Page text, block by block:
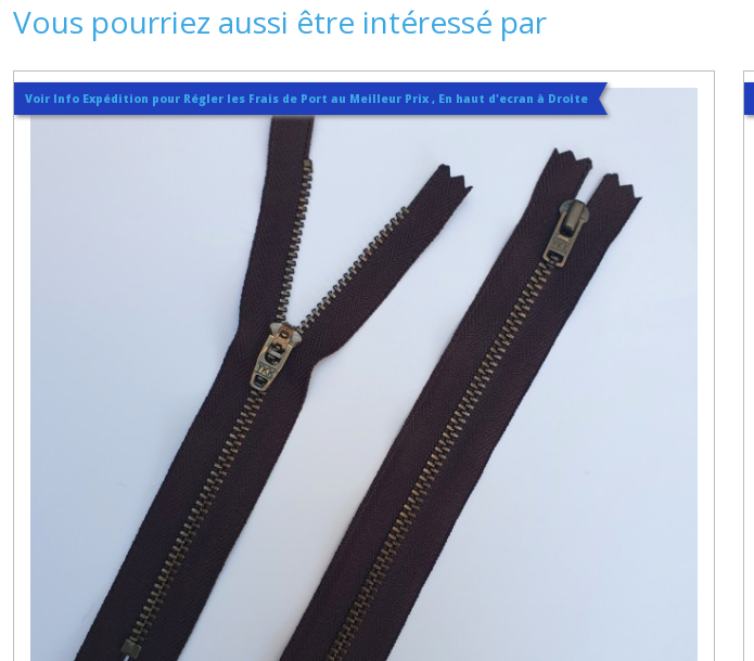
Vous pourriez aussi être intéressé par
Voir Info Expédition pour Régler les Frais de Port au Meilleur Prix , En haut d'ecran à Droite